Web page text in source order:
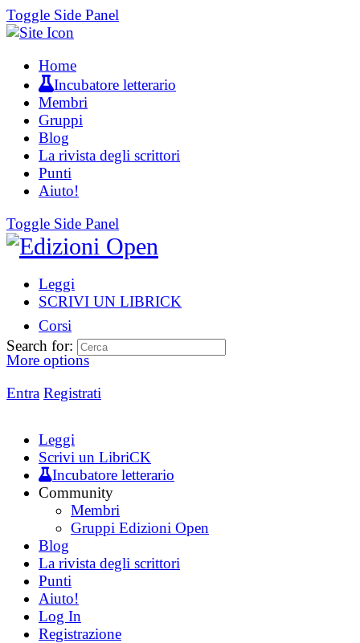
Toggle Side Panel
Home
Incubatore letterario
Membri
Gruppi
Blog
La rivista degli scrittori
Punti
Aiuto!
Toggle Side Panel
Leggi
SCRIVI UN LIBRICK
Corsi
More options
Entra Registrati
Search for:
Leggi
Scrivi un LibriCK
Incubatore letterario
Community
Membri
Gruppi Edizioni Open
Blog
La rivista degli scrittori
Punti
Aiuto!
Log In
Registrazione